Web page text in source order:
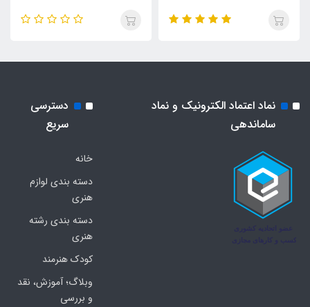
نماد اعتماد الکترونیک و نماد
ساماندهی
دسترسی
سریع
خانه
دسته بندی لوازم
هنری
دسته بندی رشته
هنری
کودک هنرمند
وبلاگ؛ آموزش، نقد
و بررسی